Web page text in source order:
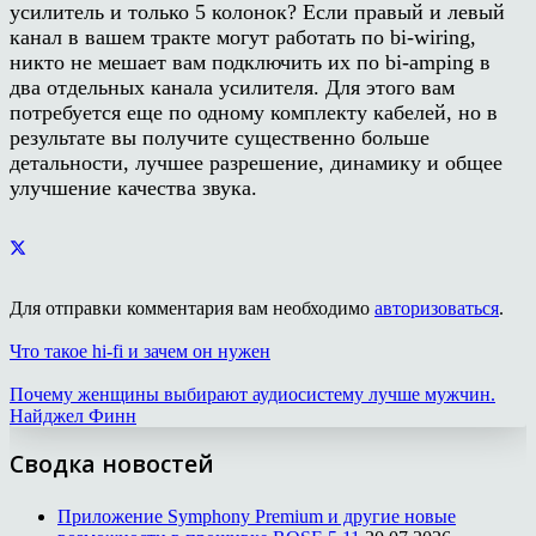
усилитель и только 5 колонок? Если правый и левый
канал в вашем тракте могут работать по bi-wiring,
никто не мешает вам подключить их по bi-amping в
два отдельных канала усилителя. Для этого вам
потребуется еще по одному комплекту кабелей, но в
результате вы получите существенно больше
детальности, лучшее разрешение, динамику и общее
улучшение качества звука.
Для отправки комментария вам необходимо авторизоваться.
Что такое hi-fi и зачем он нужен
Почему женщины выбирают аудиосистему лучше мужчин.
Найджел Финн
Сводка новостей
Приложение Symphony Premium и другие новые